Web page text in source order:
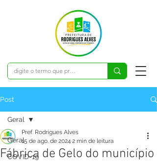
Post
Geral
COVID-19
Geral
Fábrica de Gelo do município
Pref. Rodrigues Alves
15 de ago. de 2024 2 min de leitura